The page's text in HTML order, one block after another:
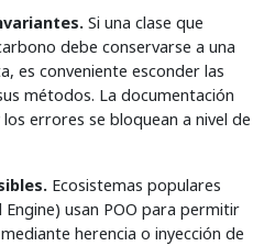
Si una clase que
debe conservarse a una
es conveniente esconder las
métodos. La documentación
errores se bloquean a nivel de
Ecosistemas populares
usan POO para permitir
herencia o inyección de